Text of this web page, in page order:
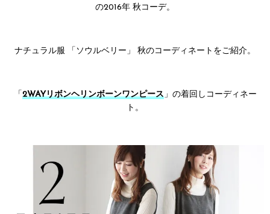
の2016年 秋コーデ。
ナチュラル服 「ソウルベリー」 秋のコーディネートをご紹介。
「 2WAYリボンヘリンボーンワンピース」の着回しコーディネー
ト。